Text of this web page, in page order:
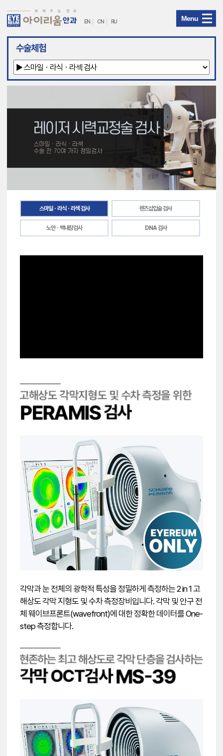
아
리
안
과
메
뉴
EN CN RU Menu
수술체험
스마일ㆍ라식ㆍ라섹 검사 렌즈삽입술 검사
노안ㆍ백내장검사 DNA 검사
각막과 눈 전체의 광학적 특성을 정밀하게 측정하는 2 in 1 고
해상도 각막 지형도 및 수차 측정장비입니다. 각막 및 안구 전
체 웨이브프론트(wavefront)에 대한 정확한 데이터를 One-
step 측정합니다.